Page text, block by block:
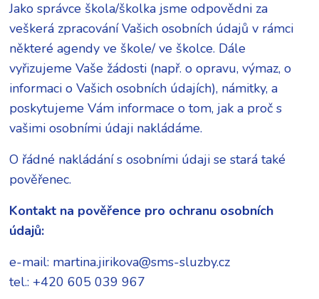
Jako správce škola/školka jsme odpovědni za
veškerá zpracování Vašich osobních údajů v rámci
některé agendy ve škole/ ve školce. Dále
vyřizujeme Vaše žádosti (např. o opravu, výmaz, o
informaci o Vašich osobních údajích), námitky, a
poskytujeme Vám informace o tom, jak a proč s
vašimi osobními údaji nakládáme.
O řádné nakládání s osobními údaji se stará také
pověřenec.
Kontakt na pověřence pro ochranu osobních
údajů:
e-mail: martina.jirikova@sms-sluzby.cz
tel.: +420 605 039 967